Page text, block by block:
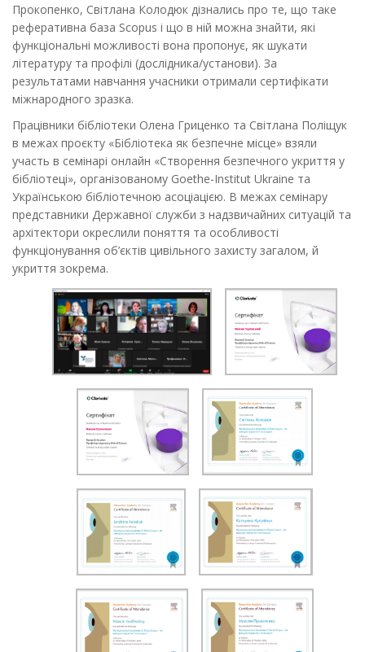
Прокопенко, Світлана Колодюк дізнались про те, що таке
реферативна база Scopus і що в ній можна знайти, які
функціональні можливості вона пропонує, як шукати
літературу та профілі (дослідника/установи). За
результатами навчання учасники отримали сертифікати
міжнародного зразка.
Працівники бібліотеки Олена Гриценко та Світлана Поліщук
в межах проєкту «Бібліотека як безпечне місце» взяли
участь в семінарі онлайн «Створення безпечного укриття у
бібліотеці», організованому Goethe-Institut Ukraine та
Українською бібліотечною асоціацією. В межах семінару
представники Державної служби з надзвичайних ситуацій та
архітектори окреслили поняття та особливості
функціонування об’єктів цивільного захисту загалом, й
укриття зокрема.